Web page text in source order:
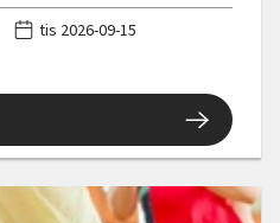
tis 2026-09-15